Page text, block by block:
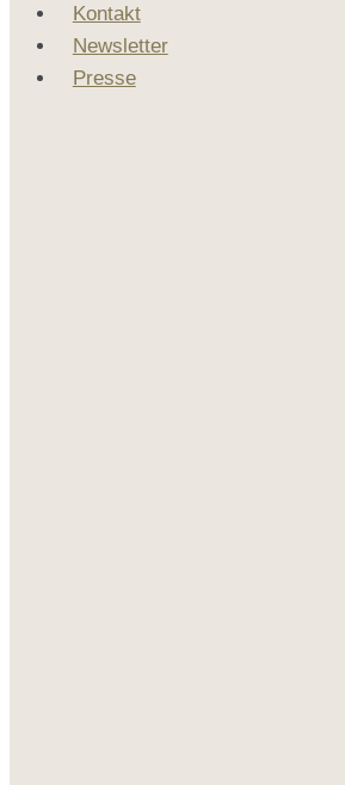
Kontakt
Newsletter
Presse